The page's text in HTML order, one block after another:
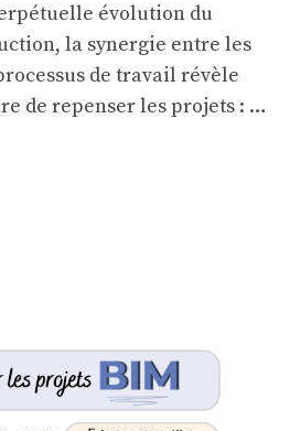
évolution du
la synergie entre les
de travail révèle
de repenser les projets : …